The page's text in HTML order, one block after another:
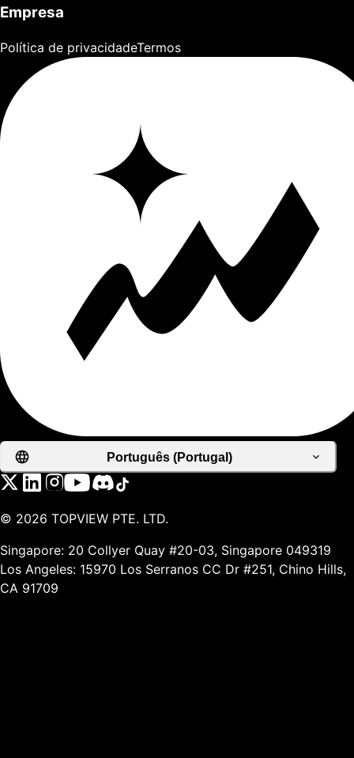
Empresa
Política de privacidadeTermos
Português (Portugal)
© 2026 TOPVIEW PTE. LTD.
Singapore: 20 Collyer Quay #20-03, Singapore 049319
Los Angeles: 15970 Los Serranos CC Dr #251, Chino Hills,
CA 91709